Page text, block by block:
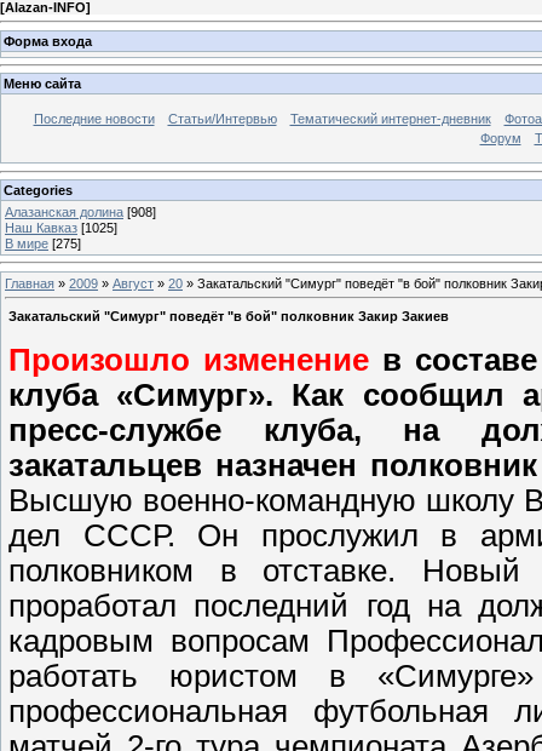
[Alazan-INFO]
Форма входа
Меню сайта
Последние новости Статьи/Интервью Тематический интернет-дневник
Форум
Categories
Алазанская долина [908]
Наш Кавказ [1025]
В мире [275]
Главная » 2009 » Август » 20 » Закатальский "Симург" поведёт "в бой" полковник
Закатальский "Симург" поведёт "в бой" полковник Закир Закиев
Произошло изменение в
клуба «Симург». Как сообщил
пресс-службе клуба, на
закатальцев назначен
Высшую военно-командную школу
дел СССР. Он прослужил в
полковником в отставке. Новый
проработал последний год на
кадровым вопросам
работать юристом в
профессиональная футбольная